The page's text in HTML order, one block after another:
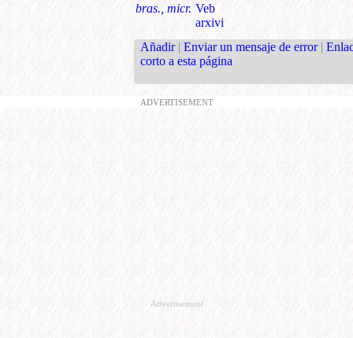
bras., micr. Veb
arxivi
Añadir | Enviar un mensaje de error |
corto a esta página
ADVERTISEMENT
Advertisement